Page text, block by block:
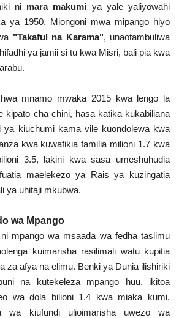
español
ni mara makumi ya yale yaliyowahi
ya 1950. Miongoni mwa mipango hiyo
"Takaful na Karama", unaotambuliwa
ya jamii si tu kwa Misri, bali pia kwa
mnamo mwaka 2015 kwa lengo la
kipato cha chini, hasa katika kukabiliana
ya kiuchumi kama vile kuondolewa kwa
kwa kuwafikia familia milioni 1.7 kwa
3.5, lakini kwa sasa umeshuhudia
maelekezo ya Rais ya kuzingatia
ya uhitaji mkubwa.
wa Mpango
mpango wa msaada wa fedha taslimu
kuimarisha rasilimali watu kupitia
za afya na elimu. Benki ya Dunia ilishiriki
na kutekeleza mpango huu, ikitoa
wa dola bilioni 1.4 kwa miaka kumi,
wa kiufundi ulioimarisha uwezo wa